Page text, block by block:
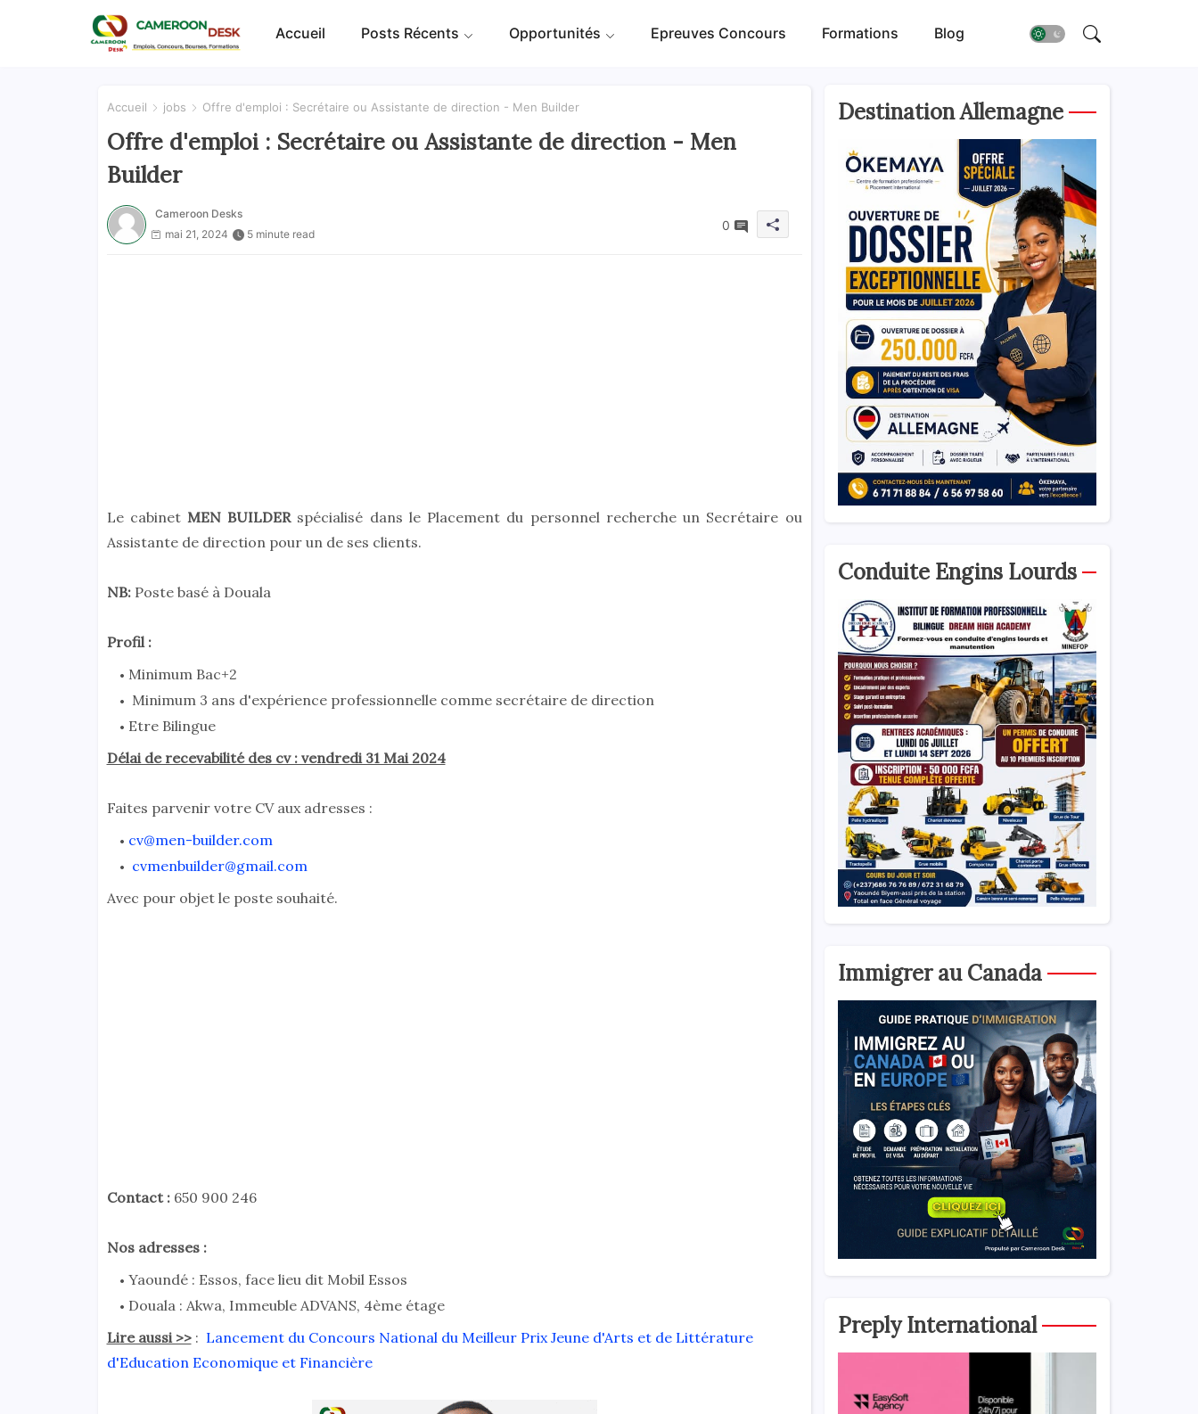
Accueil Posts Récents Opportunités Epreuves Concours Formations Blog
Accueil jobs Offre d'emploi : Secrétaire ou Assistante de direction - Men Builder
Offre d'emploi : Secrétaire ou Assistante de direction - Men
Builder
Cameroon Desks
mai 21, 2024
5 minute read
0
Le cabinet MEN BUILDERspécialisé dans le Placement du personnel recherche un Secrétaire ou
Assistante de direction pour un de ses clients.
NB: Poste basé à Douala
Profil :
Minimum Bac+2
Minimum 3 ans d'expérience professionnelle comme secrétaire de direction
Etre Bilingue
Délai de recevabilité des cv : vendredi 31 Mai 2024
Faites parvenir votre CV aux adresses :
cv@men-builder.com
cvmenbuilder@gmail.com
Avec pour objet le poste souhaité.
Contact :650 900 246
Nos adresses :
Yaoundé : Essos, face lieu dit Mobil Essos
Douala : Akwa, Immeuble ADVANS, 4ème étage
Lire aussi >>: Lancement du Concours National du Meilleur Prix Jeune d'Arts et de Littérature
d'Education Economique et Financière
Destination Allemagne
Conduite Engins Lourds
Immigrer au Canada
Preply International